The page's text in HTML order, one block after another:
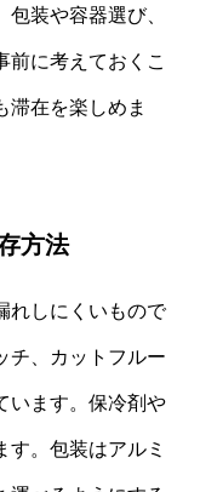
装や容器選び、
前に考えておくこ
滞在を楽しめま
方法
れしにくいもので
チ、カットフルー
います。保冷剤や
す。包装はアルミ